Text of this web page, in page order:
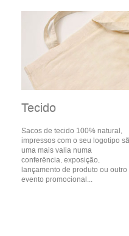
Tecido
Sacos de tecido 100% natural,
impressos com o seu logotipo
uma mais valia numa
conferência, exposição,
lançamento de produto ou outro
evento promocional...